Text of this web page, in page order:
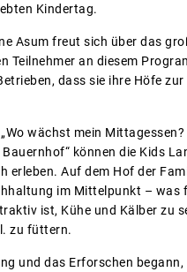
Kindertag.
Asum freut sich über das
Teilnehmer an diesem
dass sie ihre Höfe
wächst mein Mittagessen?
können die Kids
erleben. Auf dem Hof der
im Mittelpunkt – was
ist, Kühe und Kälber zu
zu füttern.
und das Erforschen